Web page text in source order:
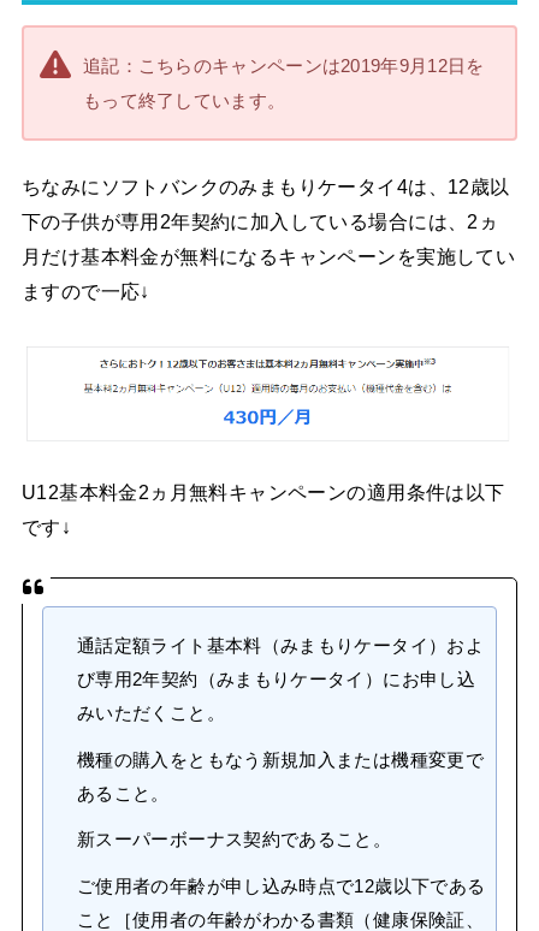
追記：こちらのキャンペーンは2019年9月12日を
もって終了しています。
ちなみにソフトバンクのみまもりケータイ4は、12歳以
下の子供が専用2年契約に加入している場合には、2ヵ
月だけ基本料金が無料になるキャンペーンを実施してい
ますので一応↓
U12基本料金2ヵ月無料キャンペーンの適用条件は以下
です↓
通話定額ライト基本料（みまもりケータイ）およ
び専用2年契約（みまもりケータイ）にお申し込
みいただくこと。
機種の購入をともなう新規加入または機種変更で
あること。
新スーパーボーナス契約であること。
ご使用者の年齢が申し込み時点で12歳以下である
こと［使用者の年齢がわかる書類（健康保険証、